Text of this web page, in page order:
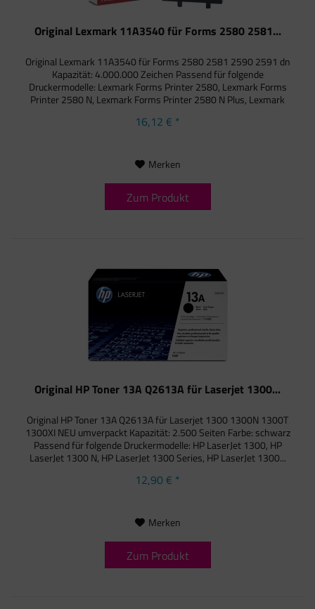
Original Lexmark 11A3540 für Forms 2580 2581...
Original Lexmark 11A3540 für Forms 2580 2581 2590 2591 dn
Kapazität: 4.000.000 Zeichen Passend für folgende
Druckermodelle: Lexmark Forms Printer 2580, Lexmark Forms
Printer 2580 N, Lexmark Forms Printer 2580 N Plus, Lexmark
16,12 € *
Merken
Zum Produkt
Original HP Toner 13A Q2613A für Laserjet 1300...
Original HP Toner 13A Q2613A für Laserjet 1300 1300N 1300T
1300XI NEU umverpackt Kapazität: 2.500 Seiten Farbe: schwarz
Passend für folgende Druckermodelle: HP LaserJet 1300, HP
LaserJet 1300 N, HP LaserJet 1300 Series, HP LaserJet 1300...
12,90 € *
Merken
Zum Produkt